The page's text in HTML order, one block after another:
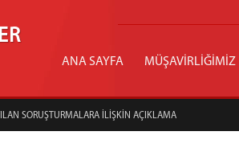
ANA SAYFA MÜŞAVİRLİĞİMİZ
SORUŞTURMALARA İLİŞKİN AÇIKLAMA